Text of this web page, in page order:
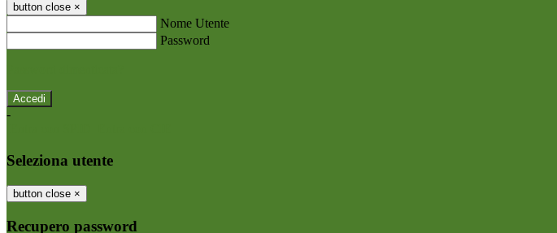
button close ×
Nome Utente
Password
-
Seleziona utente
button close ×
Recupero password